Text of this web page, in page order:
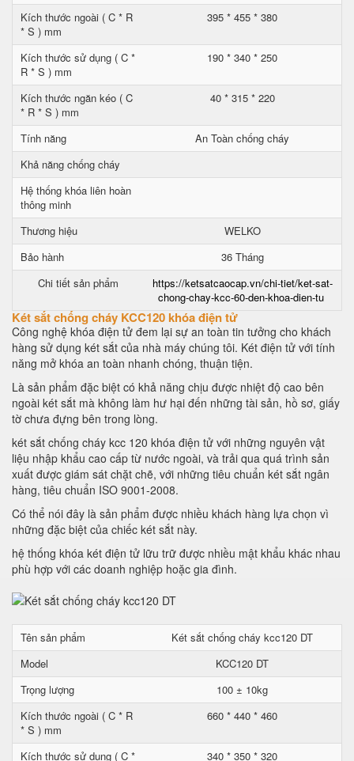
Kích thước ngoài ( C * R
* S ) mm
395 * 455 * 380
Kích thước sử dụng ( C *
R * S ) mm
190 * 340 * 250
Kích thước ngăn kéo ( C
* R * S ) mm
40 * 315 * 220
Tính năng
An Toàn chống cháy
Khả năng chống cháy
Hệ thống khóa liên hoàn
thông minh
Thương hiệu
WELKO
Bảo hành
36 Tháng
Chi tiết sản phẩm
https://ketsatcaocap.vn/chi-tiet/ket-sat-
chong-chay-kcc-60-den-khoa-dien-tu
Két sắt chống cháy KCC120 khóa điện tử
Công nghệ khóa điện tử đem lại sự an toàn tin tưởng cho khách
hàng sử dụng két sắt của nhà máy chúng tôi. Két điện tử với tính
năng mở khóa an toàn nhanh chóng, thuận tiện.
Là sản phẩm đặc biệt có khả năng chịu được nhiệt độ cao bên
ngoài két sắt mà không làm hư hại đến những tài sản, hồ sơ, giấy
tờ chưa đựng bên trong lòng.
két sắt chống cháy kcc 120 khóa điện tử với những nguyên vật
liệu nhập khẩu cao cấp từ nước ngoài, và trải qua quá trình sản
xuất được giám sát chặt chẽ, với những tiêu chuẩn két sắt ngân
hàng, tiêu chuẩn ISO 9001-2008.
Có thể nói đây là sản phẩm được nhiều khách hàng lựa chọn vì
những đặc biệt của chiếc két sắt này.
hệ thống khóa két điện tử lữu trữ được nhiều mật khẩu khác nhau
phù hợp với các doanh nghiệp hoặc gia đình.
Tên sản phẩm
Két sắt chống cháy kcc120 DT
Model
KCC120 DT
Trọng lượng
100 ± 10kg
Kích thước ngoài ( C * R
* S ) mm
660 * 440 * 460
Kích thước sử dụng ( C *
340 * 350 * 320